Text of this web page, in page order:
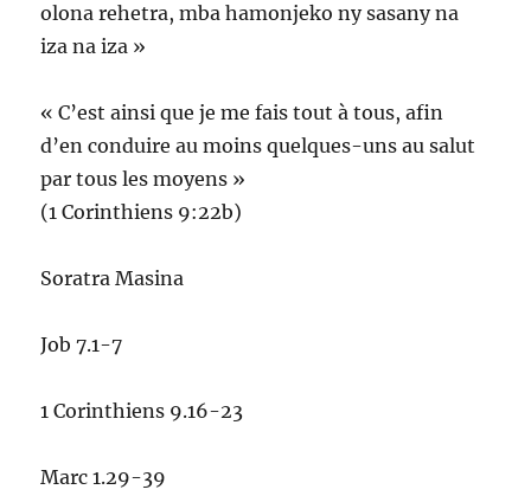
olona rehetra, mba hamonjeko ny sasany na
iza na iza »
« C’est ainsi que je me fais tout à tous, afin
d’en conduire au moins quelques-uns au salut
par tous les moyens »
(1 Corinthiens 9:22b)
Soratra Masina
Job 7.1-7
1 Corinthiens 9.16-23
Marc 1.29-39